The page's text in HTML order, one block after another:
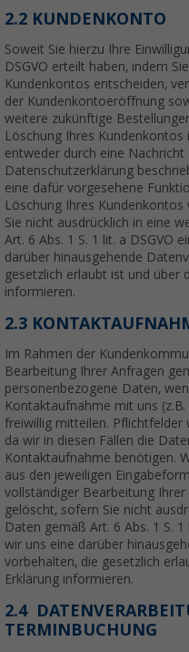
2.2 KUNDENKONTO
Soweit Sie hierzu Ihre
DSGVO erteilt haben, indem
Kundenkontos entscheiden,
der Kundenkontoeröffnung
weitere zukünftige
Löschung Ihres
entweder durch eine Nachricht
Datenschutzerklärung
eine dafür vorgesehene
Löschung Ihres
Sie nicht ausdrücklich in eine
Art. 6 Abs. 1 S. 1 lit. a DSGVO
darüber hinausgehende
gesetzlich erlaubt ist und über
informieren.
2.3
Im Rahmen der
Bearbeitung Ihrer Anfragen
personenbezogene Daten,
Kontaktaufnahme mit uns
freiwillig mitteilen. Pflichtfelder
da wir in diesen Fällen die
Kontaktaufnahme benötigen.
aus den jeweiligen
vollständiger Bearbeitung
gelöscht, sofern Sie nicht
Daten gemäß Art. 6 Abs. 1 S.
wir uns eine darüber
vorbehalten, die gesetzlich
Erklärung informieren.
2.4
TERMINBUCHUNG